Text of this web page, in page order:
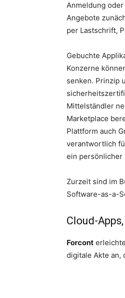
Anmeldung
Angebote
per Lastschrift,
Gebuchte
Konzerne
senken. Prinzip
Mittelständler
Marketplace
Plattform auch
verantwortlich
ein persönlicher
Zurzeit sind im
Software-as-a-
Cloud-
Forcont
digitale Akte an,